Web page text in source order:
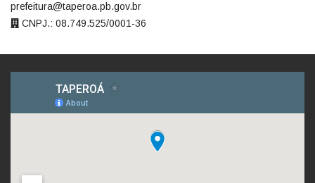
prefeitura@taperoa.pb.gov.br
CNPJ.: 08.749.525/0001-36